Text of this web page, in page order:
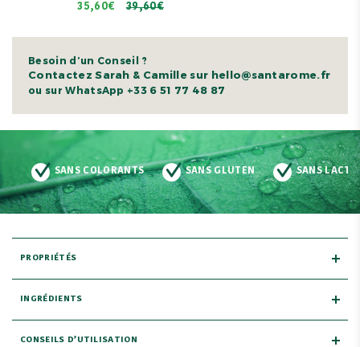
35,60€ 39,60€
Besoin d’un Conseil ?
Contactez Sarah & Camille sur hello@santarome.fr
ou sur WhatsApp +33 6 51 77 48 87
SANS COLORANTS SANS GLUTEN SANS LACTOSE
PROPRIÉTÉS
INGRÉDIENTS
CONSEILS D’UTILISATION